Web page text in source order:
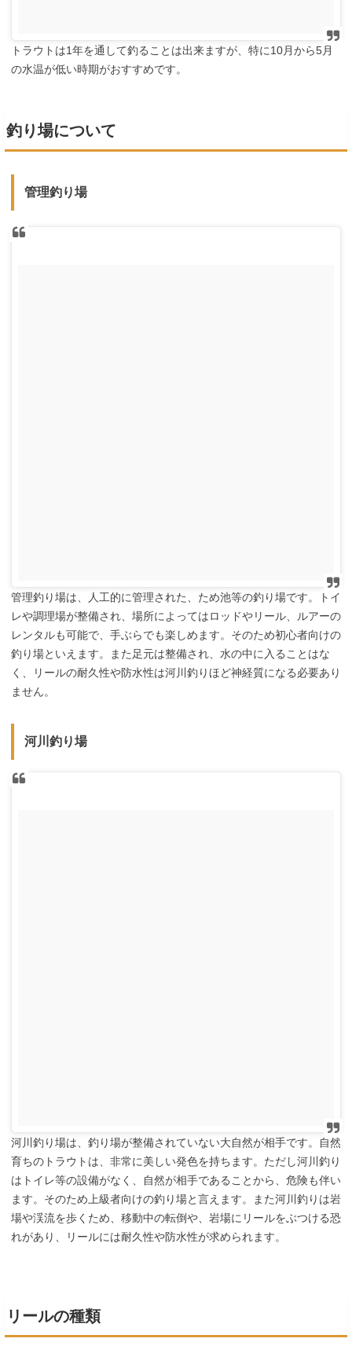
トラウトは1年を通して釣ることは出来ますが、特に10月から5月
の水温が低い時期がおすすめです。
釣り場について
管理釣り場
管理釣り場は、人工的に管理された、ため池等の釣り場です。トイ
レや調理場が整備され、場所によってはロッドやリール、ルアーの
レンタルも可能で、手ぶらでも楽しめます。そのため初心者向けの
釣り場といえます。また足元は整備され、水の中に入ることはな
く、リールの耐久性や防水性は河川釣りほど神経質になる必要あり
ません。
河川釣り場
河川釣り場は、釣り場が整備されていない大自然が相手です。自然
育ちのトラウトは、非常に美しい発色を持ちます。ただし河川釣り
はトイレ等の設備がなく、自然が相手であることから、危険も伴い
ます。そのため上級者向けの釣り場と言えます。また河川釣りは岩
場や渓流を歩くため、移動中の転倒や、岩場にリールをぶつける恐
れがあり、リールには耐久性や防水性が求められます。
リールの種類